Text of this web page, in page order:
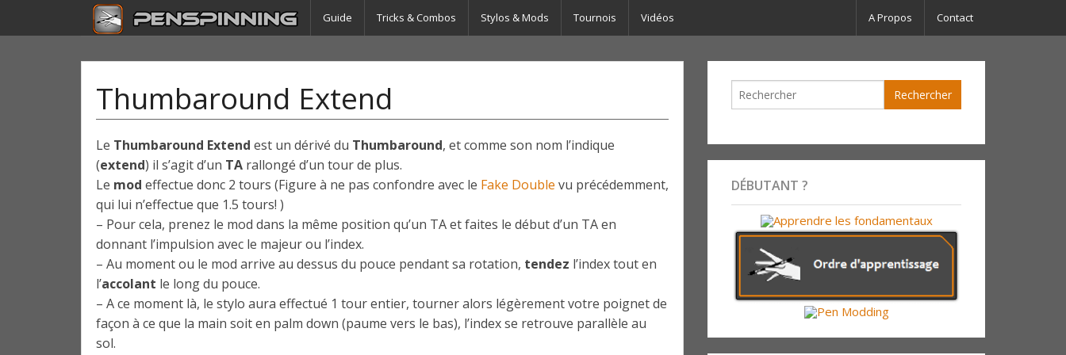
Guide Tricks & Combos Stylos & Mods Tournois Vidéos A Propos Contact
Thumbaround Extend
Le Thumbaround Extend est un dérivé du Thumbaround, et comme son nom l’indique
(extend) il s’agit d’un TA rallongé d’un tour de plus.
Le mod effectue donc 2 tours (Figure à ne pas confondre avec le Fake Double vu précédemment,
qui lui n’effectue que 1.5 tours! )
– Pour cela, prenez le mod dans la même position qu’un TA et faites le début d’un TA en
donnant l’impulsion avec le majeur ou l’index.
– Au moment ou le mod arrive au dessus du pouce pendant sa rotation, tendez l’index tout en
l’accolant le long du pouce.
– A ce moment là, le stylo aura effectué 1 tour entier, tourner alors légèrement votre poignet de
façon à ce que la main soit en palm down (paume vers le bas), l’index se retrouve parallèle au
sol.
DÉBUTANT ?